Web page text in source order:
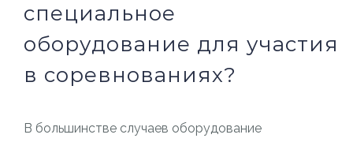
специальное
оборудование для участия
в соревнованиях?
В большинстве случаев оборудование